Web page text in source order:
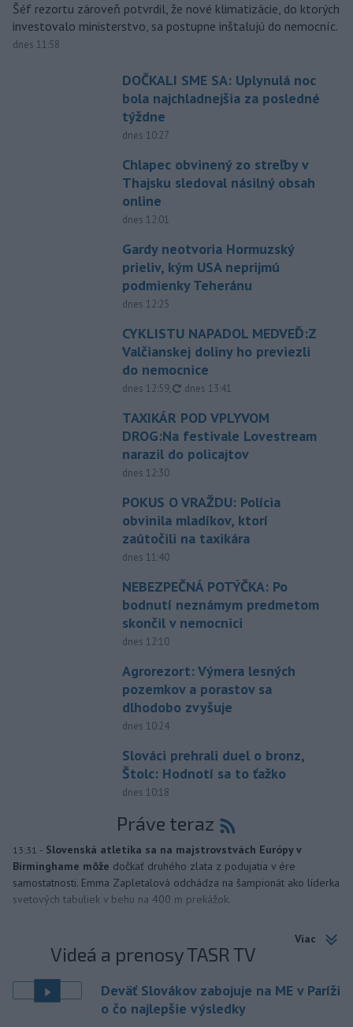
Šéf rezortu zároveň potvrdil, že nové klimatizácie, do ktorých
investovalo ministerstvo, sa postupne inštalujú do nemocníc.
dnes 11:58
DOČKALI SME SA: Uplynulá noc
bola najchladnejšia za posledné
týždne
dnes 10:27
Chlapec obvinený zo streľby v
Thajsku sledoval násilný obsah
online
dnes 12:01
Gardy neotvoria Hormuzský
prieliv, kým USA neprijmú
podmienky Teheránu
dnes 12:25
CYKLISTU NAPADOL MEDVEĎ:Z
Valčianskej doliny ho previezli
do nemocnice
dnes 12:59, aktualizované
dnes 13:41
TAXIKÁR POD VPLYVOM
DROG:Na festivale Lovestream
narazil do policajtov
dnes 12:30
POKUS O VRAŽDU: Polícia
obvinila mladíkov, ktorí
zaútočili na taxikára
dnes 11:40
NEBEZPEČNÁ POTÝČKA: Po
bodnutí neznámym predmetom
skončil v nemocnici
dnes 12:10
Agrorezort: Výmera lesných
pozemkov a porastov sa
dlhodobo zvyšuje
dnes 10:24
Slováci prehrali duel o bronz,
Štolc: Hodnotí sa to ťažko
dnes 10:18
Práve teraz
13:31 - Slovenská atletika sa na majstrovstvách Európy v
Birminghame môže dočkať druhého zlata z podujatia v ére
samostatnosti. Emma Zapletalová odchádza na šampionát ako líderka
svetových tabuliek v behu na 400 m prekážok.
Viac
Videá a prenosy TASR TV
Deväť Slovákov zabojuje na ME v Paríži
o čo najlepšie výsledky